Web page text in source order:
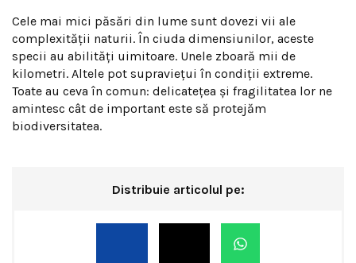
Cele mai mici păsări din lume sunt dovezi vii ale
complexității naturii. În ciuda dimensiunilor, aceste
specii au abilități uimitoare. Unele zboară mii de
kilometri. Altele pot supraviețui în condiții extreme.
Toate au ceva în comun: delicatețea și fragilitatea lor ne
amintesc cât de important este să protejăm
biodiversitatea.
Distribuie articolul pe: